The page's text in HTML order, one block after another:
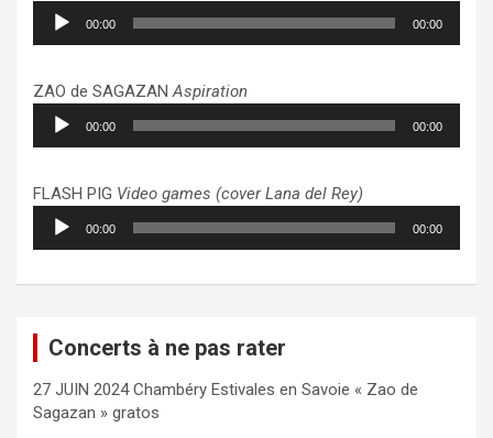
Lecteur
audio
00:00 00:00
ZAO de SAGAZANAspiration
Lecteur
audio
00:00 00:00
FLASH PIG Video games (cover Lana del Rey)
Lecteur
audio
00:00 00:00
Concerts à ne pas rater
27 JUIN 2024 Chambéry Estivales en Savoie « Zao de
Sagazan » gratos